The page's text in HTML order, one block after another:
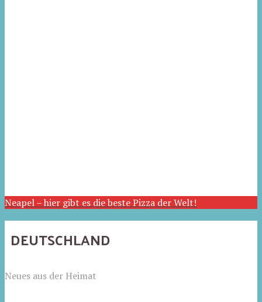
Neapel – hier gibt es die beste Pizza der Welt!
DEUTSCHLAND
Neues aus der Heimat